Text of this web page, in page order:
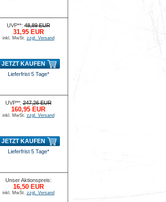
UVP**:48,89 EUR
31,95 EUR
inkl. MwSt. zzgl. Versand
JETZT KAUFEN
Lieferfrist 5 Tage*
UVP**:247,26 EUR
160,95 EUR
inkl. MwSt. zzgl. Versand
JETZT KAUFEN
Lieferfrist 5 Tage*
Unser Aktionspreis:
16,50 EUR
inkl. MwSt. zzgl. Versand